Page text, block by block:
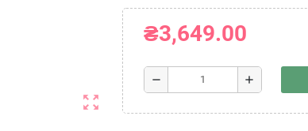
zoom_out_map
₴3,649.00
remove add